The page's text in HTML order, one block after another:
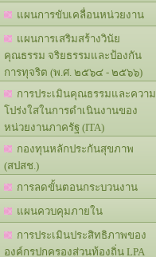
แผนการขับเคลื่อนหน่วยงาน
แผนการเสริมสร้างวินัย
คุณธรรม จริยธรรมและป้องกัน
การทุจริต (พ.ศ. ๒๕๖๔ - ๒๕๖๖)
การประเมินคุณธรรมและความ
โปร่งใสในการดำเนินงานของ
หน่วยงานภาครัฐ (ITA)
กองทุนหลักประกันสุขภาพ
(สปสช.)
การลดขั้นตอนกระบวนงาน
แผนควบคุมภายใน
การประเมินประสิทธิภาพของ
องค์กรปกครองส่วนท้องถิ่น LPA